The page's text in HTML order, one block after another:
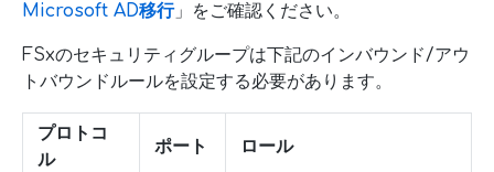
Microsoft AD移行」をご確認ください。
FSxのセキュリティグループは下記のインバウンド/アウ
トバウンドルールを設定する必要があります。
プロトコ
ル
ポート ロール